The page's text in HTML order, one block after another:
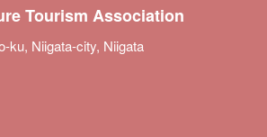
Tourism Association
ku, Niigata-city, Niigata